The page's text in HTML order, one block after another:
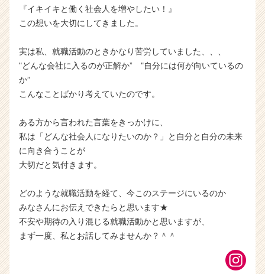
『イキイキと働く社会人を増やしたい！』
この想いを大切にしてきました。
実は私、就職活動のときかなり苦労していました、、、
"どんな会社に入るのが正解か” "自分には何が向いているの
か”
こんなことばかり考えていたのです。
ある方から言われた言葉をきっかけに、
私は「どんな社会人になりたいのか？」と自分と自分の未来
に向き合うことが
大切だと気付きます。
どのような就職活動を経て、今このステージにいるのか
みなさんにお伝えできたらと思います★
不安や期待の入り混じる就職活動かと思いますが、
まず一度、私とお話してみませんか？＾＾